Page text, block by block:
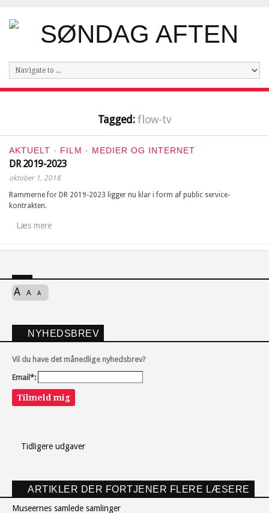
Tagged:flow-tv
AKTUELT · FILM · MEDIER OG INTERNET
DR 2019-2023
oktober 1, 2018
Rammerne for DR 2019-2023 ligger nu klar i form af public service-
kontrakten.
Læs mere
A A A
NYHEDSBREV
Vil du have det månedlige nyhedsbrev?
Email*:
Tilmeld mig
Tidligere udgaver
ARTIKLER DER FORTJENER FLERE LÆSERE
Museernes samlede samlinger